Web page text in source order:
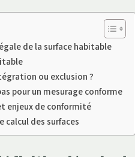
de la surface habitable
ou exclusion ?
pour un mesurage conforme
enjeux de conformité
calcul des surfaces